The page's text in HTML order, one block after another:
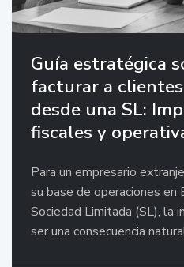
Guía estratégica
facturar a
desde una SL:
fiscales y
Para un empresario
su base de operaciones en
Sociedad Limitada (SL), la
ser una consecuencia